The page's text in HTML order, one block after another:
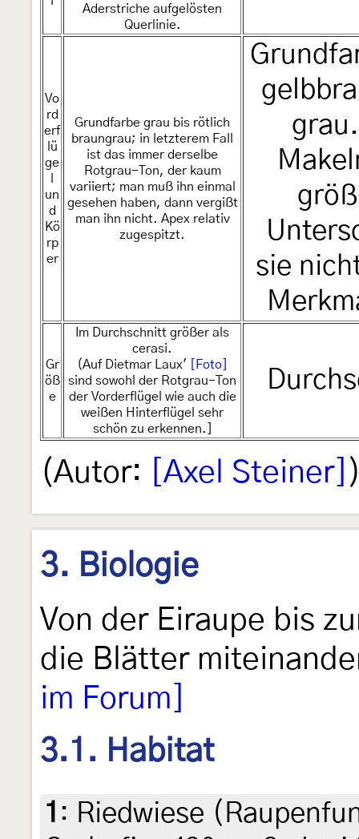
Aderstriche aufgelösten
Querlinie.
Vo
rd
erf
lü
ge
un
d
Kö
rp
er
Grundfarbe grau bis rötlich
braungrau; in letzterem Fall
ist das immer derselbe
Rotgrau-Ton, der kaum
variiert; man muß ihn einmal
gesehen haben, dann vergißt
man ihn nicht. Apex relativ
zugespitzt.
sie
Gr
öß
e
Im Durchschnitt größer als
cerasi.
(Auf Dietmar Laux'
[Foto]
sind sowohl der Rotgrau-Ton
der Vorderflügel wie auch die
weißen Hinterflügel sehr
schön zu erkennen.]
(Autor: [Axel Steiner]
3. Biologie
Von der Eiraupe bis
die Blätter
im Forum]
3.1. Habitat
1 : Riedwiese